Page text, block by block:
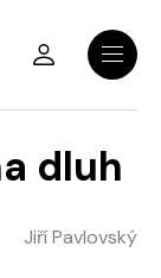
Menu
dluh
Jiří Pavlovský